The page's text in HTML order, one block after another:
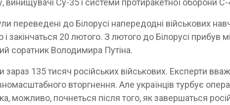
винищувачі Су-35 і системи протиракетної оборони
переведені до Білорусі напередодні військових
закінчаться 20 лютого. З лютого до Білорусі прибув
соратник Володимира Путіна.
зараз 135 тисяч російських військових. Експерти
вторгнення. Але українців турбує
можливо, почнеться після того, як завершаться